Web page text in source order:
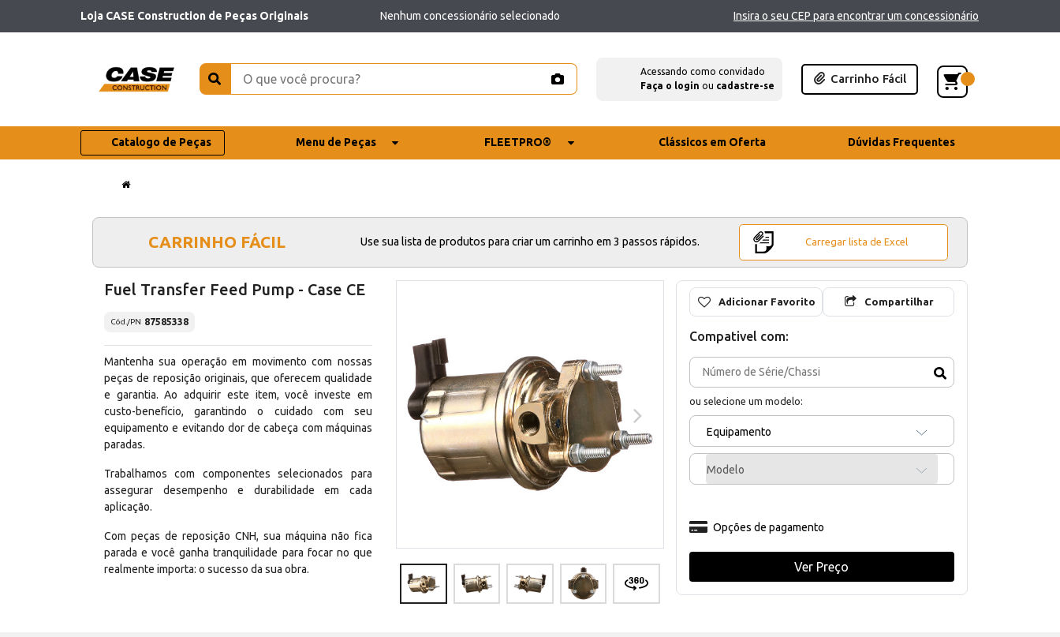
Loja CASE Construction de Peças Originais Nenhum concessionário selecionado Insira o seu CEP para encontrar um concessionário
Acessando como convidado
Faça o login ou cadastre-se
Carrinho Fácil
Catalogo de Peças Menu de Peças FLEETPRO® Clássicos em Oferta Dúvidas Frequentes
CARRINHO FÁCIL Use sua lista de produtos para criar um carrinho em 3 passos rápidos. Carregar lista de Excel
Fuel Transfer Feed Pump - Case CE
Cód./PN 87585338
Mantenha sua operação em movimento com nossas
peças de reposição originais, que oferecem qualidade
e garantia. Ao adquirir este item, você investe em
custo-benefício, garantindo o cuidado com seu
equipamento e evitando dor de cabeça com máquinas
paradas.
Trabalhamos com componentes selecionados para
assegurar desempenho e durabilidade em cada
aplicação.
Com peças de reposição CNH, sua máquina não fica
parada e você ganha tranquilidade para focar no que
realmente importa: o sucesso da sua obra.
Adicionar Favorito Compartilhar
Compativel com:
ou selecione um modelo:
Equipamento
Modelo
Opções de pagamento
Ver Preço